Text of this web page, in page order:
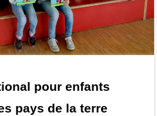
pour enfants
pays de la terre